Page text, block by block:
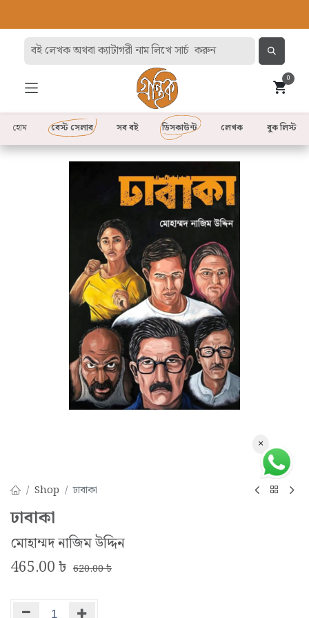
0
হোম বেস্ট সেলার সব বই লেখক
ডিসকাউন্ট বুক লিস্ট
Shop ঢাবাকা
ঢাবাকা
মোহাম্মদ নাজিম উদ্দিন
465.00৳ 620.00৳
×